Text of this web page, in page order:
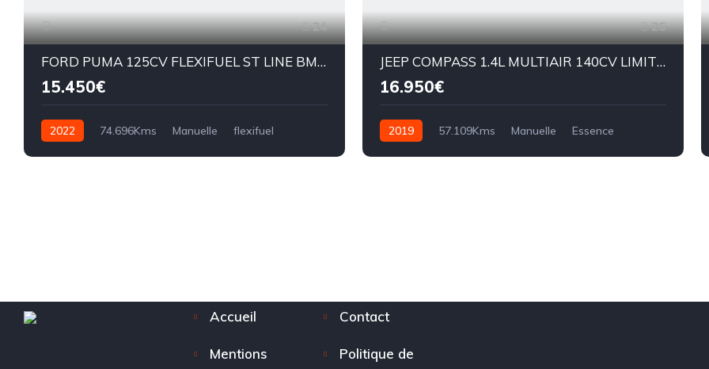
24
FORD PUMA 125CV FLEXIFUEL ST LINE BM6:
15.450€
2022 74.696Kms Manuelle
flexifuel
26
JEEP COMPASS 1.4L MULTIAIR 140CV LIMITED
16.950€
2019 57.109Kms Manuelle
Essence
Accueil Contact
Mentions
Politique de